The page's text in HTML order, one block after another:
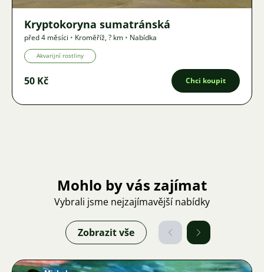
Kryptokoryna sumatránská
před 4 měsíci • Kroměříž,? km • Nabídka
Akvarijní rostliny
50 Kč Chci koupit
Mohlo by vás zajímat
Vybrali jsme nejzajímavější nabídky
Zobrazit vše